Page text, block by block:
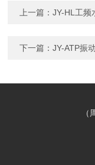
上一篇：JY-HL工频
下一篇：JY-ATP振